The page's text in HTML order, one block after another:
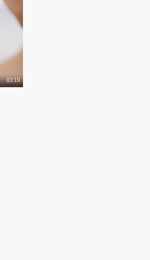
03:19